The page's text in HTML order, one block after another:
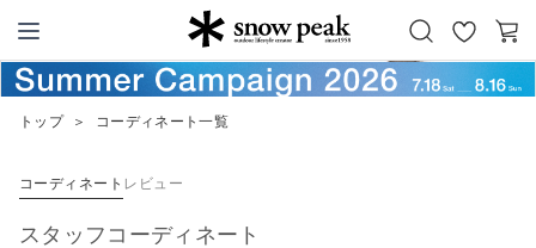
Snow Peak
お
気
カ
ー
トップ ＞ コーディネート一覧
コーディネート レビュー
スタッフコーディネート